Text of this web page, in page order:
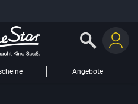
Angebote
GAST,
eines Drittanbieters weitergeleitet.
HINZUFÜGEN